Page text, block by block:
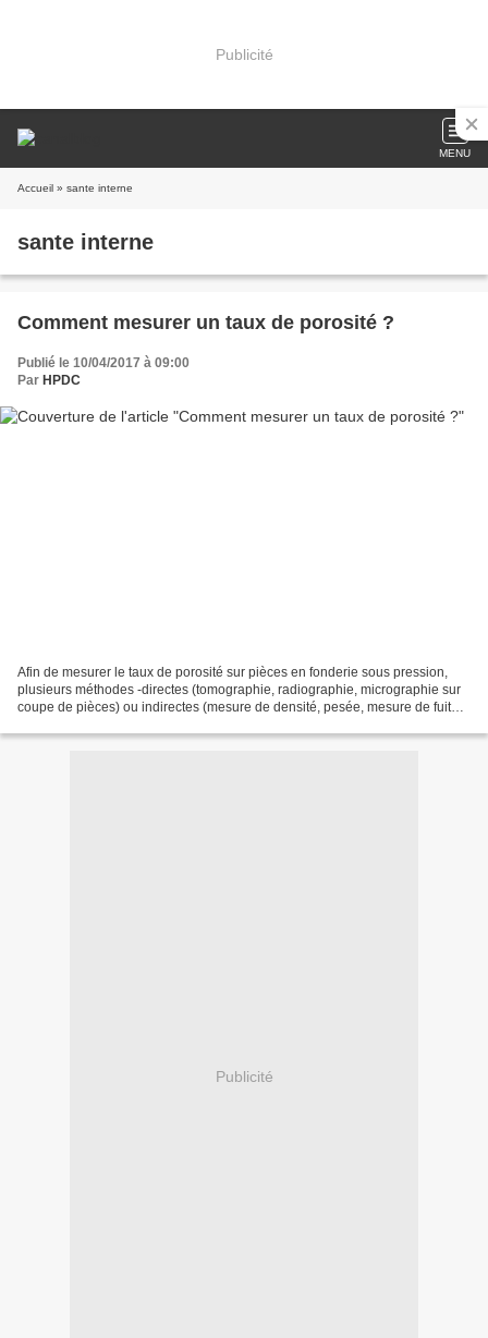
Publicité
MENU
Accueil » sante interne
sante interne
Comment mesurer un taux de porosité ?
Publié le 10/04/2017 à 09:00
Par HPDC
Afin de mesurer le taux de porosité sur pièces en fonderie sous pression,
plusieurs méthodes -directes (tomographie, radiographie, micrographie sur
coupe de pièces) ou indirectes (mesure de densité, pesée, mesure de fuite
Publicité